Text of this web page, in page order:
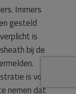
Immers
gesteld
is
bij de
is voor
nemen dat